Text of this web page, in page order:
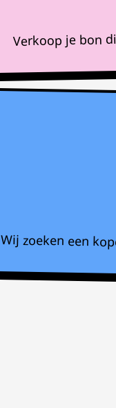
Verkoop je bon
Wij zoeken een